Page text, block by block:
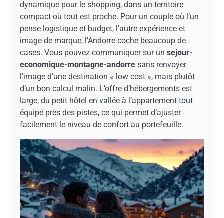
dynamique pour le shopping, dans un territoire
compact où tout est proche. Pour un couple où l’un
pense logistique et budget, l’autre expérience et
image de marque, l’Andorre coche beaucoup de
cases. Vous pouvez communiquer sur un sejour-
economique-montagne-andorre sans renvoyer
l’image d’une destination « low cost », mais plutôt
d’un bon calcul malin. L’offre d’hébergements est
large, du petit hôtel en vallée à l’appartement tout
équipé près des pistes, ce qui permet d’ajuster
facilement le niveau de confort au portefeuille.